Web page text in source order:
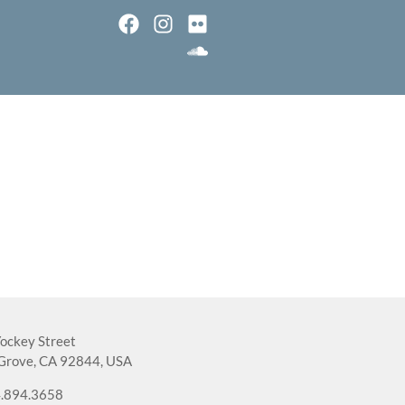
Street
CA 92844, USA